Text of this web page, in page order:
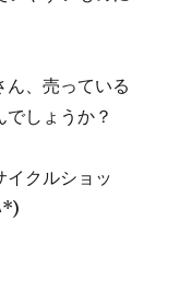
、売っている
しょうか？
イクルショッ